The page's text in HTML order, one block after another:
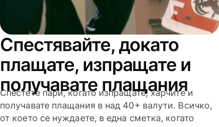
Спестявайте, докато
плащате, изпращате и
получавате плащания
Спестете пари, когато изпращате, харчите и
получавате плащания в над 40+ валути. Всичко,
от което се нуждаете, в една сметка, когато